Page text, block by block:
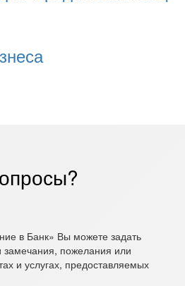
в Банк» Вы можете задать
замечания, пожелания или
и услугах, предоставляемых